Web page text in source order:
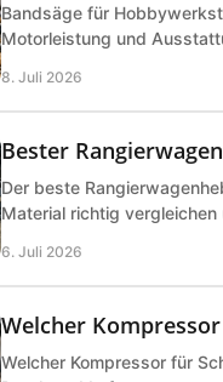
Bandsäge für
Motorleistung und
8. Juli 2026
Bester
Der beste
Material richtig vergleichen
6. Juli 2026
Welcher
Welcher Kompressor für